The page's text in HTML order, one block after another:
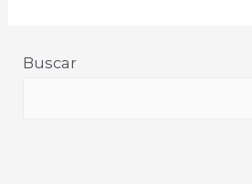
Buscar